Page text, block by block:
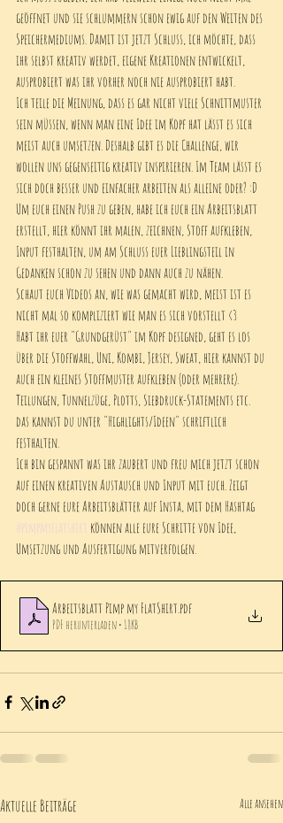
geöffnet und sie schlummern schon ewig auf den Weiten des
Speichermediums. Damit ist jetzt Schluss, ich möchte, dass
ihr selbst kreativ werdet, eigene Kreationen entwickelt,
ausprobiert was ihr vorher noch nie ausprobiert habt.
Ich teile die Meinung, dass es gar nicht viele Schnittmuster
sein müssen, wenn man eine Idee im Kopf hat lässt es sich
meist auch umsetzen. Deshalb gibt es die Challenge, wir
wollen uns gegenseitig kreativ inspirieren. Im Team lässt es
sich doch besser und einfacher arbeiten als alleine oder? :D
Um euch einen Push zu geben, habe ich euch ein Arbeitsblatt
erstellt, hier könnt ihr malen, zeichnen, Stoff aufkleben,
Input festhalten, um am Schluss euer Lieblingsteil in
Gedanken schon zu sehen und dann auch zu nähen.
Schaut euch Videos an, wie was gemacht wird, meist ist es
nicht mal so kompliziert wie man es sich vorstellt <3
Habt ihr euer "Grundgerüst" im Kopf designed, geht es los
über die Stoffwahl, Uni, Kombi, Jersey, Sweat, hier kannst du
auch ein kleines Stoffmuster aufkleben (oder mehrere).
Teilungen, Tunnelzüge, Plotts, Siebdruck-Statements etc.
das kannst du unter "Highlights/Ideen" schriftlich
festhalten.
Ich bin gespannt was ihr zaubert und freu mich jetzt schon
auf einen kreativen Austausch und Input mit euch. Zeigt
doch gerne eure Arbeitsblätter auf Insta, mit dem Hashtag
#pimpmyflatshirt können alle eure Schritte von Idee,
Umsetzung und Ausfertigung mitverfolgen.
Arbeitsblatt Pimp my FlatShirt .pdf
PDF herunterladen • 18KB
Aktuelle Beiträge Alle ansehen